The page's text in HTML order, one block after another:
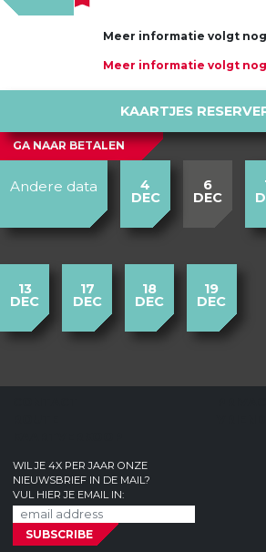
Meer informatie volgt
Meer informatie volgt
KAARTJES
GA NAAR BETALEN
Andere data 4
DEC
6
DEC
13
DEC
17
DEC
18
DEC
19
DEC
WIL JE 4X PER JAAR ONZE
NIEUWSBRIEF IN DE MAIL?
VUL HIER JE EMAIL IN: